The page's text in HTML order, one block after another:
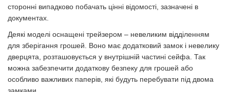
сторонні випадково побачать цінні відомості, зазначені в
документах.
Деякі моделі оснащені трейзером – невеликим відділенням
для зберігання грошей. Воно має додатковий замок і невелику
дверцята, розташовується у внутрішній частині сейфа. Так
можна забезпечити додаткову безпеку для грошей або
особливо важливих паперів, які будуть перебувати під двома